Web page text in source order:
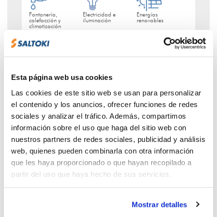
Esta página web usa cookies
Las cookies de este sitio web se usan para personalizar
el contenido y los anuncios, ofrecer funciones de redes
sociales y analizar el tráfico. Además, compartimos
información sobre el uso que haga del sitio web con
nuestros partners de redes sociales, publicidad y análisis
web, quienes pueden combinarla con otra información
que les haya proporcionado o que hayan recopilado a
partir del uso que haya hecho de sus servicios.
Mostrar detalles
Fontanería,
calefacción y
climatización
Electricidad e
iluminación
Energías
renovables
Pol. Ind. La Laguna. C/Lorenzo